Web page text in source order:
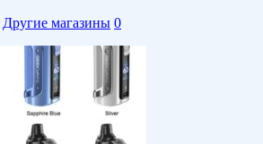
Другие магазины 0